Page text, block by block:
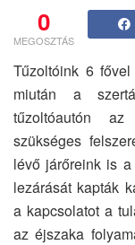
0
MEGOSZTÁS
Tűzoltóink 6
miután a
tűzoltóautón az
szükséges
lévő járőreink is
lezárását kapták
a kapcsolatot a
az éjszaka